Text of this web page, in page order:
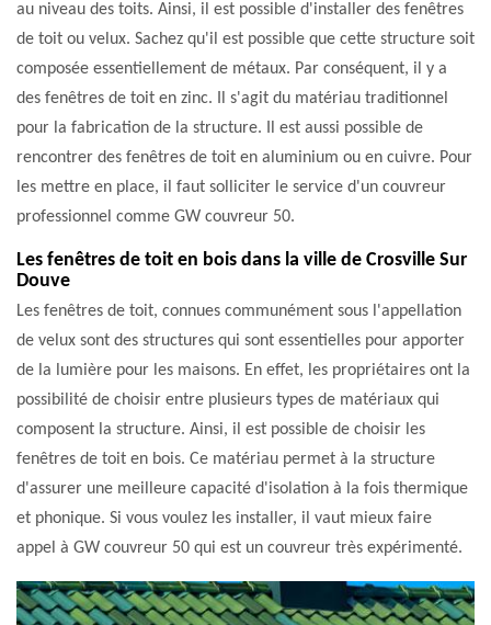
au niveau des toits. Ainsi, il est possible d'installer des fenêtres
de toit ou velux. Sachez qu'il est possible que cette structure soit
composée essentiellement de métaux. Par conséquent, il y a
des fenêtres de toit en zinc. Il s'agit du matériau traditionnel
pour la fabrication de la structure. Il est aussi possible de
rencontrer des fenêtres de toit en aluminium ou en cuivre. Pour
les mettre en place, il faut solliciter le service d'un couvreur
professionnel comme GW couvreur 50.
Les fenêtres de toit en bois dans la ville de Crosville Sur
Douve
Les fenêtres de toit, connues communément sous l'appellation
de velux sont des structures qui sont essentielles pour apporter
de la lumière pour les maisons. En effet, les propriétaires ont la
possibilité de choisir entre plusieurs types de matériaux qui
composent la structure. Ainsi, il est possible de choisir les
fenêtres de toit en bois. Ce matériau permet à la structure
d'assurer une meilleure capacité d'isolation à la fois thermique
et phonique. Si vous voulez les installer, il vaut mieux faire
appel à GW couvreur 50 qui est un couvreur très expérimenté.